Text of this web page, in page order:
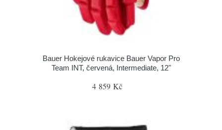
Bauer Hokejové rukavice Bauer Vapor Pro
Team INT, červená, Intermediate, 12"
4 859 Kč